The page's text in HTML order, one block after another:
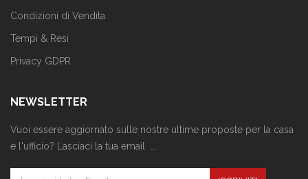
Condizioni di Vendita
Tempi & Resi
Privacy GDPR
NEWSLETTER
Vuoi essere aggiornato sulle nostre ultime proposte per la casa
e l'ufficio? Lasciaci la tua email ...